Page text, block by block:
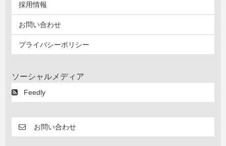
採用情報
お問い合わせ
プライバシーポリシー
ソーシャルメディア
Feedly
お問い合わせ